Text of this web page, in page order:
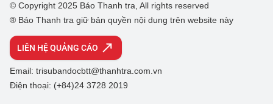
© Copyright 2025 Báo Thanh tra, All rights reserved
® Báo Thanh tra giữ bản quyền nội dung trên website này
LIÊN HỆ QUẢNG CÁO
Email: trisubandocbtt@thanhtra.com.vn
Điện thoại: (+84)24 3728 2019